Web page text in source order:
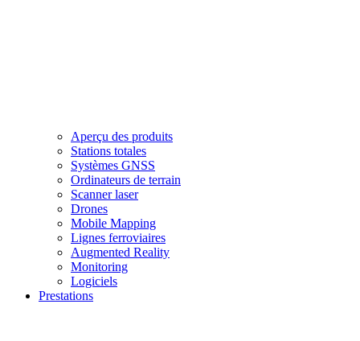
Aperçu des produits
Stations totales
Systèmes GNSS
Ordinateurs de terrain
Scanner laser
Drones
Mobile Mapping
Lignes ferroviaires
Augmented Reality
Monitoring
Logiciels
Prestations